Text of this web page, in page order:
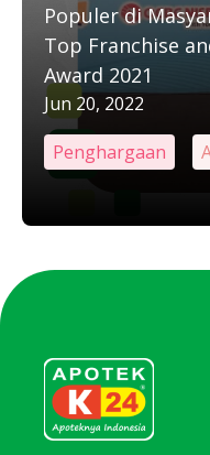
Populer di
Top Franchise
Award 2021
Jun 20, 2022
Penghargaan